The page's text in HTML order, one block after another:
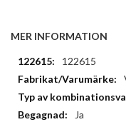
MER INFORMATION
Mer
information
122615
Ja